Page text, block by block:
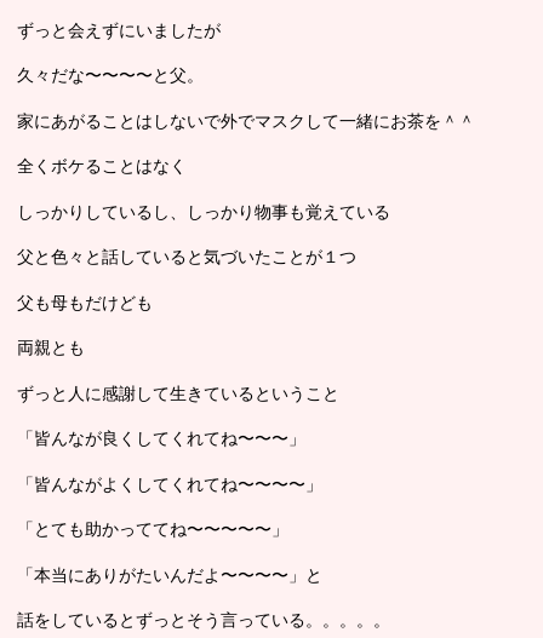
ずっと会えずにいましたが
久々だな〜〜〜〜と父。
家にあがることはしないで外でマスクして一緒にお茶を＾＾
全くボケることはなく
しっかりしているし、しっかり物事も覚えている
父と色々と話していると気づいたことが１つ
父も母もだけども
両親とも
ずっと人に感謝して生きているということ
「皆んなが良くしてくれてね〜〜〜」
「皆んながよくしてくれてね〜〜〜〜」
「とても助かっててね〜〜〜〜〜」
「本当にありがたいんだよ〜〜〜〜」と
話をしているとずっとそう言っている。。。。。